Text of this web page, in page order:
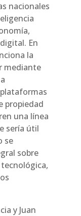
nacionales
En
la
mediante
propiedad
una línea
sería útil
se
sobre
y Juan